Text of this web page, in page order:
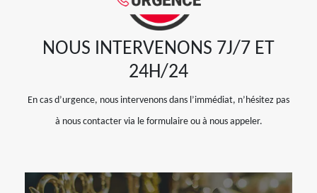
NOUS INTERVENONS 7J/7 ET
24H/24
En cas d’urgence, nous intervenons dans l’immédiat, n’hésitez pas
à nous contacter via le formulaire ou à nous appeler.